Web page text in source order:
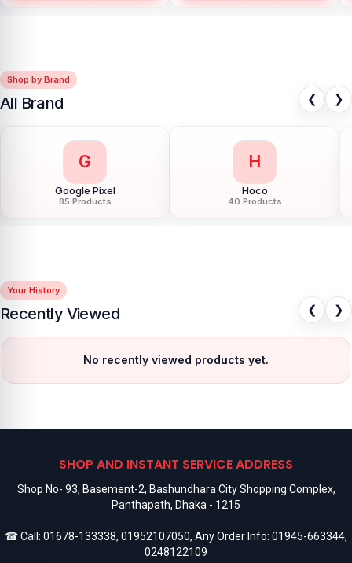
Shop by Brand
All Brand ❮ ❯
G
Google Pixel
85 Products
H
Hoco
40 Products
Your History
Recently Viewed ❮ ❯
No recently viewed products yet.
SHOP AND INSTANT SERVICE ADDRESS
Shop No- 93, Basement-2, Bashundhara City Shopping Complex,
Panthapath, Dhaka - 1215
☎ Call: 01678-133338, 01952107050, Any Order Info: 01945-663344,
0248122109